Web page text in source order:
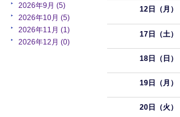
2026年9月 (5)
2026年10月 (5)
2026年11月 (1)
2026年12月 (0)
12 日（月）
17日（土）
18 日（日）
19 日（月）
20 日（火）